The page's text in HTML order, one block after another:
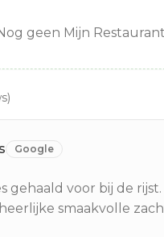
geen Mijn
)
Google
gehaald voor bij de
smaakvolle